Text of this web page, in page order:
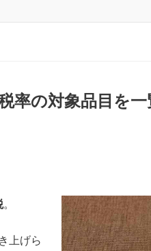
率の対象品目を一
。
上げら